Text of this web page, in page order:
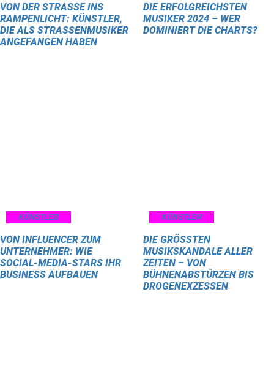
VON DER STRASSE INS R
AMPENLICHT: KÜNSTLER, D
IE ALS STRASSENMUSIKER AN
GEFANGEN HABEN
DIE ERFOLGREICHSTEN
MUSIKER 2024 – WER
DOMINIERT DIE CHARTS?
KÜNSTLER
VON INFLUENCER ZUM
UNTERNEHMER: WIE
SOCIAL-MEDIA-STARS IHR
BUSINESS AUFBAUEN
KÜNSTLER
DIE GRÖSSTEN M
USIKSKANDALE ALLER Z
EITEN – VON B
ÜHNENABSTÜRZEN BIS D
ROGENEXZESSEN